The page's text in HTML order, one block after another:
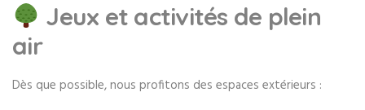
Jeux et activités de plein
air
Dès que possible, nous profitons des espaces extérieurs :